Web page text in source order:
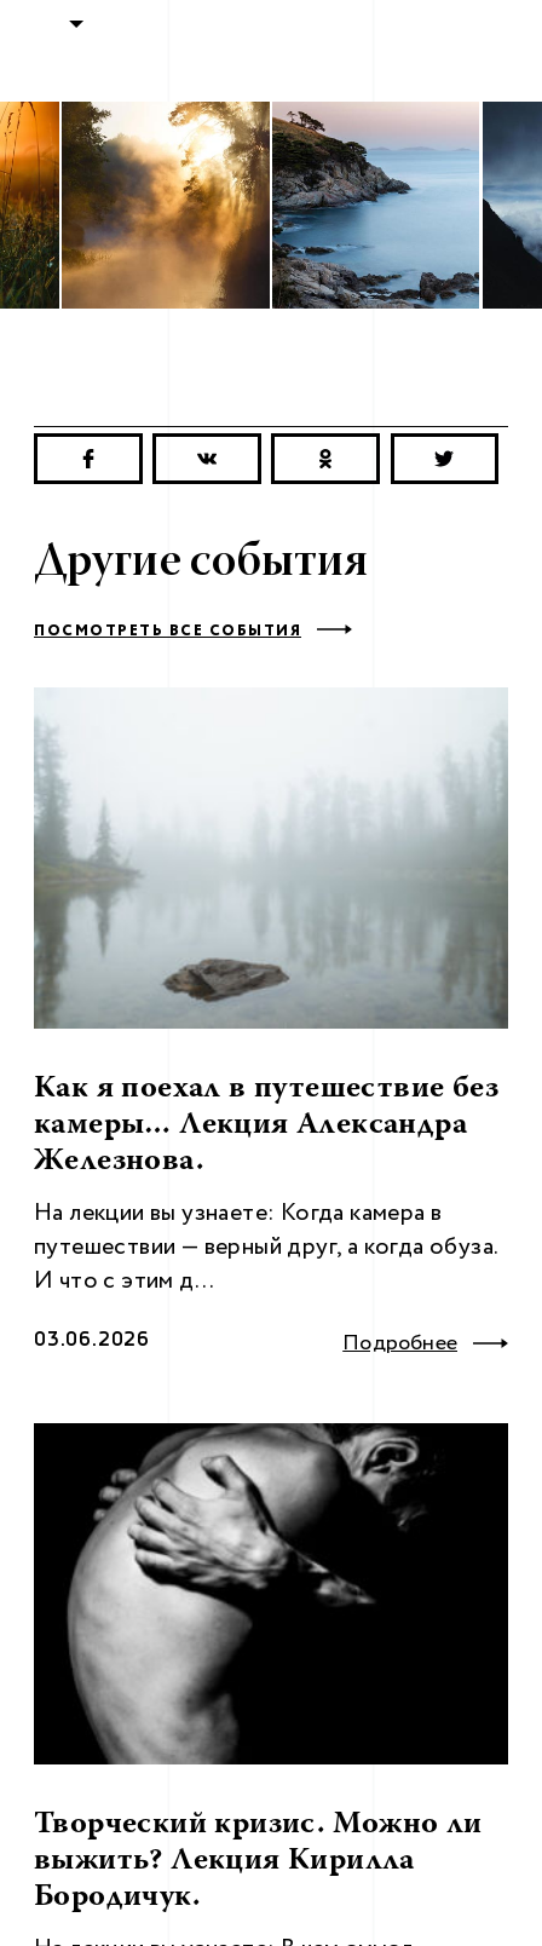
Другие события
ПОСМОТРЕТЬ ВСЕ СОБЫТИЯ
Как я поехал в путешествие без
камеры… Лекция Александра
Железнова.
На лекции вы узнаете: Когда камера в
путешествии — верный друг, а когда обуза.
И что с этим д...
03.06.2026 Подробнее
Творческий кризис. Можно ли
выжить? Лекция Кирилла
Бородичук.